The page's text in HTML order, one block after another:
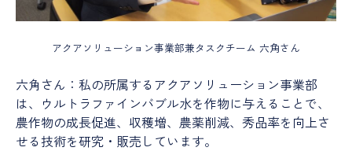
アクアソリューション事業部兼タスクチーム 六角さん
六角さん：私の所属するアクアソリューション事業部
は、ウルトラファインバブル水を作物に与えることで、
農作物の成長促進、収穫増、農薬削減、秀品率を向上さ
せる技術を研究・販売しています。